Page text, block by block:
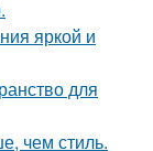
яркой и
для
чем стиль.